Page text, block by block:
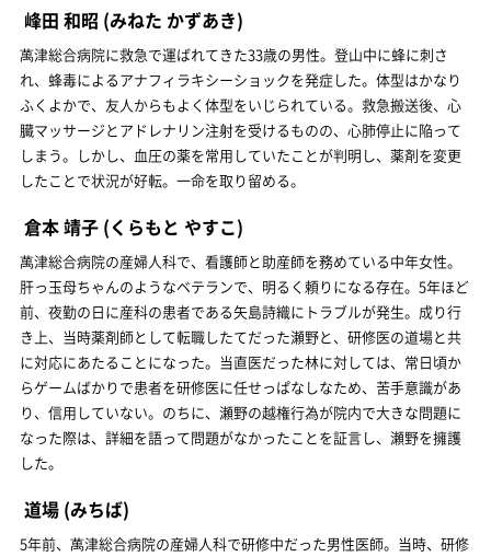
峰田 和昭 (みねた かずあき)
萬津総合病院に救急で運ばれてきた33歳の男性。登山中に蜂に刺さ
れ、蜂毒によるアナフィラキシーショックを発症した。体型はかなり
ふくよかで、友人からもよく体型をいじられている。救急搬送後、心
臓マッサージとアドレナリン注射を受けるものの、心肺停止に陥って
しまう。しかし、血圧の薬を常用していたことが判明し、薬剤を変更
したことで状況が好転。一命を取り留める。
倉本 靖子 (くらもと やすこ)
萬津総合病院の産婦人科で、看護師と助産師を務めている中年女性。
肝っ玉母ちゃんのようなベテランで、明るく頼りになる存在。5年ほど
前、夜勤の日に産科の患者である矢島詩織にトラブルが発生。成り行
き上、当時薬剤師として転職したてだった瀬野と、研修医の道場と共
に対応にあたることになった。当直医だった林に対しては、常日頃か
らゲームばかりで患者を研修医に任せっぱなしなため、苦手意識があ
り、信用していない。のちに、瀬野の越権行為が院内で大きな問題に
なった際は、詳細を語って問題がなかったことを証言し、瀬野を擁護
した。
道場 (みちば)
5年前、萬津総合病院の産婦人科で研修中だった男性医師。当時、研修